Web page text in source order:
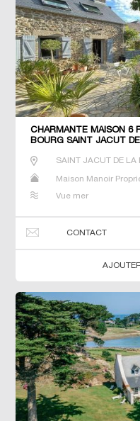
CHARMANTE MAISON 6
BOURG SAINT JACUT
SAINT JACUT DE LA
Maison Manoir
Vue mer
CONTACT